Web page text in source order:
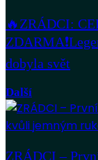
🔥ZRÁDCI:
dobyla svět
Další
ZRÁDCI –